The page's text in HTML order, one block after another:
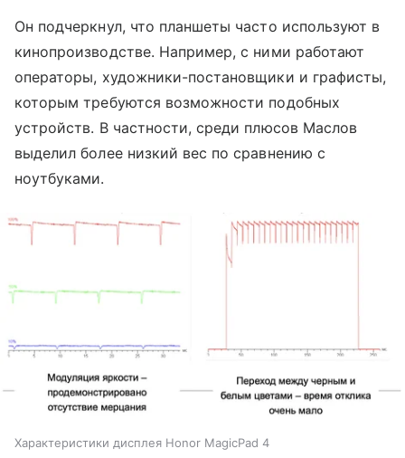
Он подчеркнул, что планшеты часто используют в
кинопроизводстве. Например, с ними работают
операторы, художники-постановщики и графисты,
которым требуются возможности подобных
устройств. В частности, среди плюсов Маслов
выделил более низкий вес по сравнению с
ноутбуками.
Характеристики дисплея Honor MagicPad 4